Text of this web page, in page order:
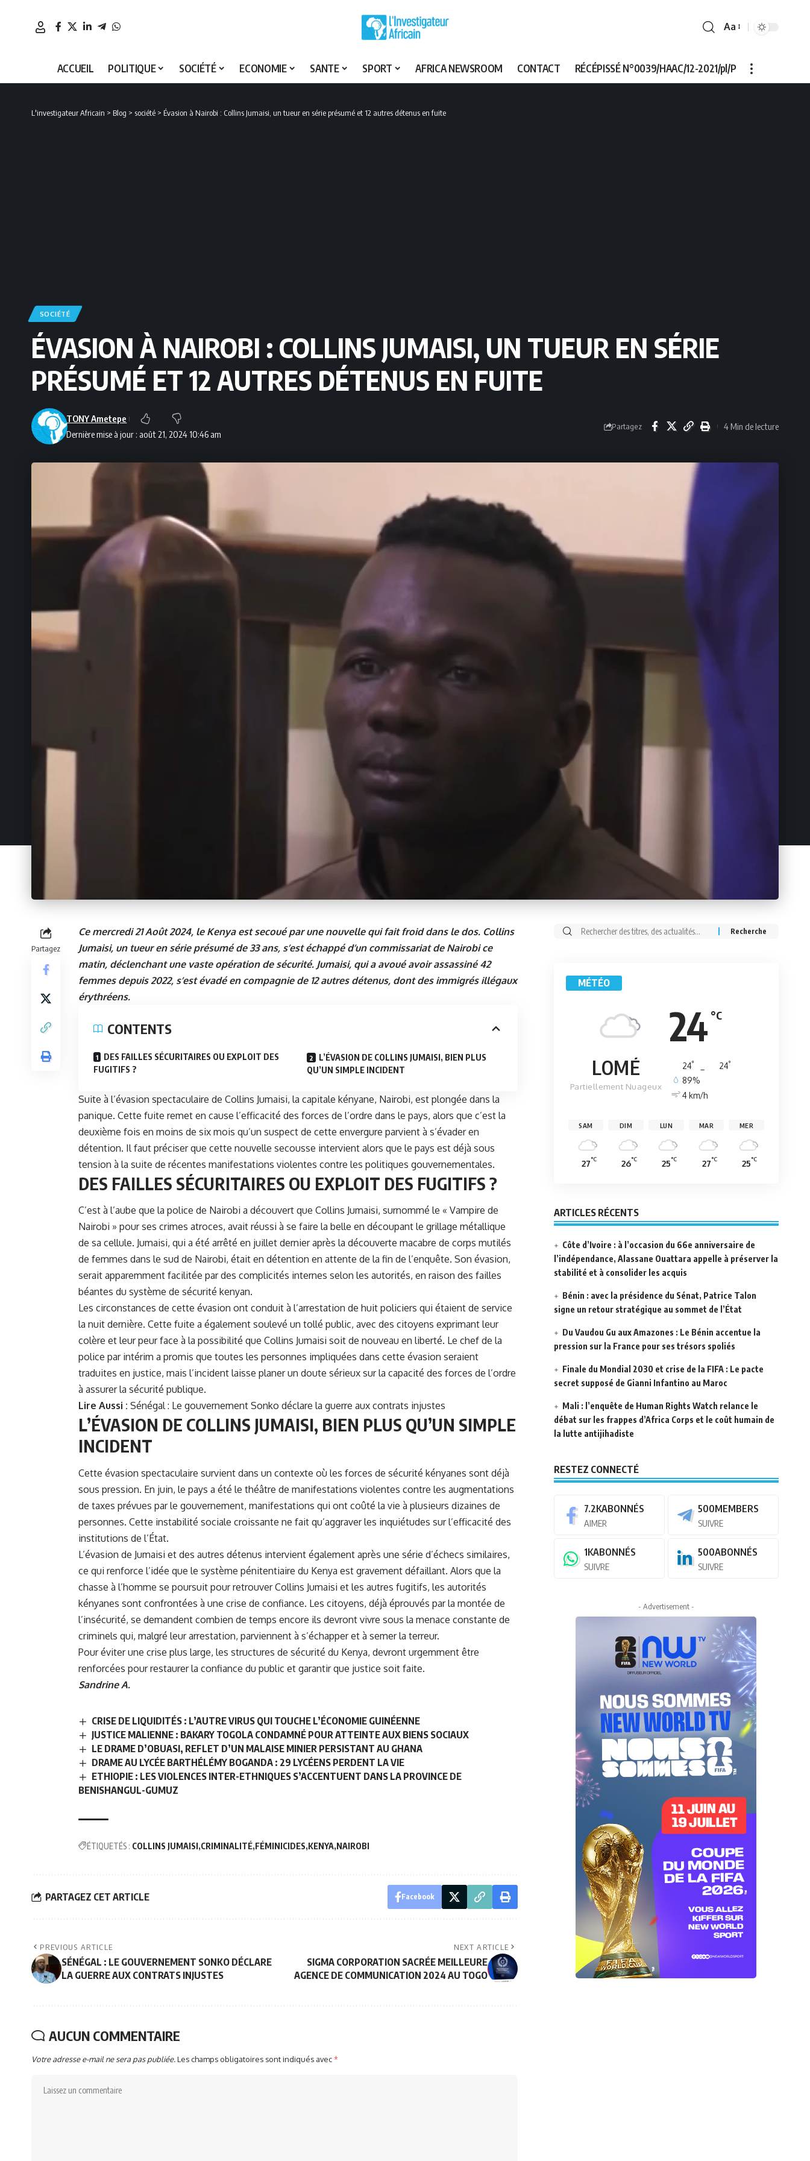
Font
Aa
ACCUEIL POLITIQUE SOCIÉTÉ ECONOMIE SANTE SPORT AFRICA NEWSROOM CONTACT RÉCÉPISSÉ N°0039/HAAC/12-2021/pl/P
L'investigateur Africain > Blog > société > Évasion à Nairobi : Collins Jumaisi, un tueur en série présumé et 12 autres détenus en fuite
SOCIÉTÉ
ÉVASION À NAIROBI : COLLINS JUMAISI, UN TUEUR EN SÉRIE
PRÉSUMÉ ET 12 AUTRES DÉTENUS EN FUITE
Dernière mise à jour : août 21, 2024 10:46 am
TONY Ametepe
Partagez 4 Min de lecture
Partagez
Ce mercredi 21 Août 2024, le Kenya est secoué par une nouvelle qui fait froid dans le dos. Collins
Jumaisi, un tueur en série présumé de 33 ans, s’est échappé d’un commissariat de Nairobi ce
matin, déclenchant une vaste opération de sécurité. Jumaisi, qui a avoué avoir assassiné 42
femmes depuis 2022, s’est évadé en compagnie de 12 autres détenus, dont des immigrés illégaux
érythréens.
CONTENTS
DES FAILLES SÉCURITAIRES OU EXPLOIT DES
FUGITIFS ?
L’ÉVASION DE COLLINS JUMAISI, BIEN PLUS
QU’UN SIMPLE INCIDENT
Suite à l’évasion spectaculaire de Collins Jumaisi, la capitale kényane, Nairobi, est plongée dans la
panique. Cette fuite remet en cause l’efficacité des forces de l’ordre dans le pays, alors que c’est la
deuxième fois en moins de six mois qu’un suspect de cette envergure parvient à s’évader en
détention. Il faut préciser que cette nouvelle secousse intervient alors que le pays est déjà sous
tension à la suite de récentes manifestations violentes contre les politiques gouvernementales.
DES FAILLES SÉCURITAIRES OU EXPLOIT DES FUGITIFS ?
C’est à l’aube que la police de Nairobi a découvert que Collins Jumaisi, surnommé le « Vampire de
Nairobi » pour ses crimes atroces, avait réussi à se faire la belle en découpant le grillage métallique
de sa cellule. Jumaisi, qui a été arrêté en juillet dernier après la découverte macabre de corps mutilés
de femmes dans le sud de Nairobi, était en détention en attente de la fin de l’enquête. Son évasion,
serait apparemment facilitée par des complicités internes selon les autorités, en raison des failles
béantes du système de sécurité kenyan.
Les circonstances de cette évasion ont conduit à l’arrestation de huit policiers qui étaient de service
la nuit dernière. Cette fuite a également soulevé un tollé public, avec des citoyens exprimant leur
colère et leur peur face à la possibilité que Collins Jumaisi soit de nouveau en liberté. Le chef de la
police par intérim a promis que toutes les personnes impliquées dans cette évasion seraient
traduites en justice, mais l’incident laisse planer un doute sérieux sur la capacité des forces de l’ordre
à assurer la sécurité publique.
Lire Aussi : Sénégal : Le gouvernement Sonko déclare la guerre aux contrats injustes
L’ÉVASION DE COLLINS JUMAISI, BIEN PLUS QU’UN SIMPLE
INCIDENT
Cette évasion spectaculaire survient dans un contexte où les forces de sécurité kényanes sont déjà
sous pression. En juin, le pays a été le théâtre de manifestations violentes contre les augmentations
de taxes prévues par le gouvernement, manifestations qui ont coûté la vie à plusieurs dizaines de
personnes. Cette instabilité sociale croissante ne fait qu’aggraver les inquiétudes sur l’efficacité des
institutions de l’État.
L’évasion de Jumaisi et des autres détenus intervient également après une série d’échecs similaires,
ce qui renforce l’idée que le système pénitentiaire du Kenya est gravement défaillant. Alors que la
chasse à l’homme se poursuit pour retrouver Collins Jumaisi et les autres fugitifs, les autorités
kényanes sont confrontées à une crise de confiance. Les citoyens, déjà éprouvés par la montée de
l’insécurité, se demandent combien de temps encore ils devront vivre sous la menace constante de
criminels qui, malgré leur arrestation, parviennent à s’échapper et à semer la terreur.
Pour éviter une crise plus large, les structures de sécurité du Kenya, devront urgemment être
renforcées pour restaurer la confiance du public et garantir que justice soit faite.
Sandrine A.
CRISE DE LIQUIDITÉS : L’AUTRE VIRUS QUI TOUCHE L’ÉCONOMIE GUINÉENNE
JUSTICE MALIENNE : BAKARY TOGOLA CONDAMNÉ POUR ATTEINTE AUX BIENS SOCIAUX
LE DRAME D’OBUASI, REFLET D’UN MALAISE MINIER PERSISTANT AU GHANA
DRAME AU LYCÉE BARTHÉLÉMY BOGANDA : 29 LYCÉENS PERDENT LA VIE
ETHIOPIE : LES VIOLENCES INTER-ETHNIQUES S’ACCENTUENT DANS LA PROVINCE DE
BENISHANGUL-GUMUZ
ÉTIQUETÉS : COLLINS JUMAISI CRIMINALITÉ FÉMINICIDES KENYA NAIROBI
PARTAGEZ CET ARTICLE Facebook
PREVIOUS ARTICLE
SÉNÉGAL : LE GOUVERNEMENT SONKO DÉCLARE
LA GUERRE AUX CONTRATS INJUSTES
NEXT ARTICLE
SIGMA CORPORATION SACRÉE MEILLEURE
AGENCE DE COMMUNICATION 2024 AU TOGO
AUCUN COMMENTAIRE
Votre adresse e-mail ne sera pas publiée.Les champs obligatoires sont indiqués avec*
Rechercher:
MÉTÉO
24 °C
LOMÉ
Partiellement Nuageux
24° 24°
89%
4 km/h
SAM
27°C
DIM
26°C
LUN
25°C
MAR
27°C
MER
25°C
ARTICLES RÉCENTS
Côte d’Ivoire : à l’occasion du 66e anniversaire de
l’indépendance, Alassane Ouattara appelle à préserver la
stabilité et à consolider les acquis
Bénin : avec la présidence du Sénat, Patrice Talon
signe un retour stratégique au sommet de l’État
Du Vaudou Gu aux Amazones : Le Bénin accentue la
pression sur la France pour ses trésors spoliés
Finale du Mondial 2030 et crise de la FIFA : Le pacte
secret supposé de Gianni Infantino au Maroc
Mali : l’enquête de Human Rights Watch relance le
débat sur les frappes d’Africa Corps et le coût humain de
la lutte antijihadiste
RESTEZ CONNECTÉ
7.2KABONNÉS
AIMER
500MEMBERS
SUIVRE
1KABONNÉS
SUIVRE
500ABONNÉS
SUIVRE
- Advertisement -